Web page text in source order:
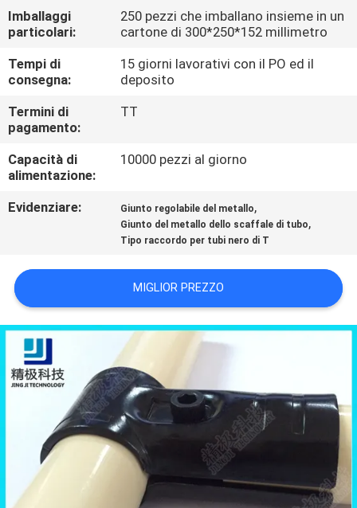
QUALITÀ
CONTATTACI
CHIEDI UN
PREVENTIVO
DEL
POLITICA
SULLA
PRIVACY
Imballaggi
particolari:
250 pezzi che imballano insieme in un
cartone di 300*250*152 millimetro
Tempi di
consegna:
15 giorni lavorativi con il PO ed il
deposito
Termini di
pagamento:
TT
Capacità di
alimentazione:
10000 pezzi al giorno
Evidenziare: Giunto regolabile del metallo,
Giunto del metallo dello scaffale di tubo,
Tipo raccordo per tubi nero di T
MIGLIOR PREZZO